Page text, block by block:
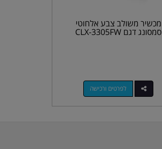
מכשיר משולב צבע אלחוטי
סמסונג דגם CLX-3305FW
לפרטים ורכישה